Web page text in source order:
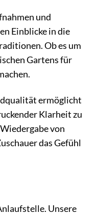
und
Einblicke in die
Ob es um
Gartens für
ermöglicht
Klarheit zu
von
das Gefühl
Unsere